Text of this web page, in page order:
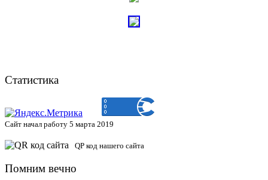
Статистика
Сайт начал работу 5 марта 2019
QP код нашего сайта
Помним вечно